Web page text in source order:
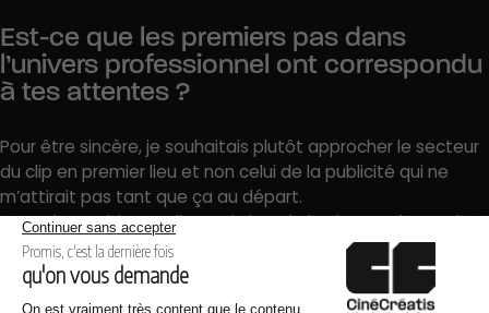
Est-ce que les premiers pas dans
l’univers professionnel ont correspondu
à tes attentes ?
Pour être sincère, je souhaitais plutôt approcher le secteur
du clip en premier lieu et non celui de la publicité qui ne
m’attirait pas tant que ça au départ.
Avec du recul, je me dis que j’ai eu de la chance de toucher
et observer un peu tous les secteurs de l’audiovisuel. Il n’est
pas facile de trouver un travail directement à la sortie de
l’école. Pour ma part, ça m’a permis de savoir que la